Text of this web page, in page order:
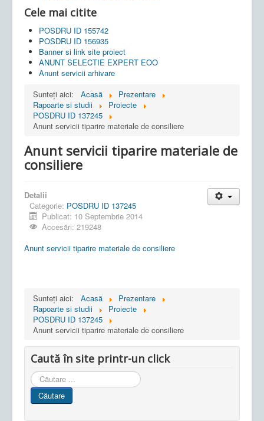
Cele mai citite
POSDRU ID 155742
POSDRU ID 156935
Banner si link site proiect
ANUNT SELECTIE EXPERT EOO
Anunt servicii arhivare
Sunteți aici:
Acasă
Prezentare
Rapoarte si studii
Proiecte
POSDRU ID 137245
Anunt servicii tiparire materiale de consiliere
Anunt servicii tiparire materiale de
consiliere
Detalii
Categorie: POSDRU ID 137245
Publicat: 10 Septembrie 2014
Accesări: 219248
Anunt servicii tiparire materiale de consiliere
Sunteți aici: Acasă
Prezentare
Rapoarte si studii
Proiecte
POSDRU ID 137245
Anunt servicii tiparire materiale de consiliere
Caută în site printr-un click
Cauta
in
site
Căutare